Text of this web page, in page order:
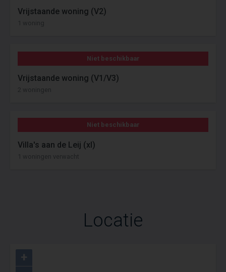
Vrijstaande woning (V2)
1 woning
Niet beschikbaar
Vrijstaande woning (V1/V3)
2 woningen
Niet beschikbaar
Villa's aan de Leij (xl)
1 woningen verwacht
Locatie
+